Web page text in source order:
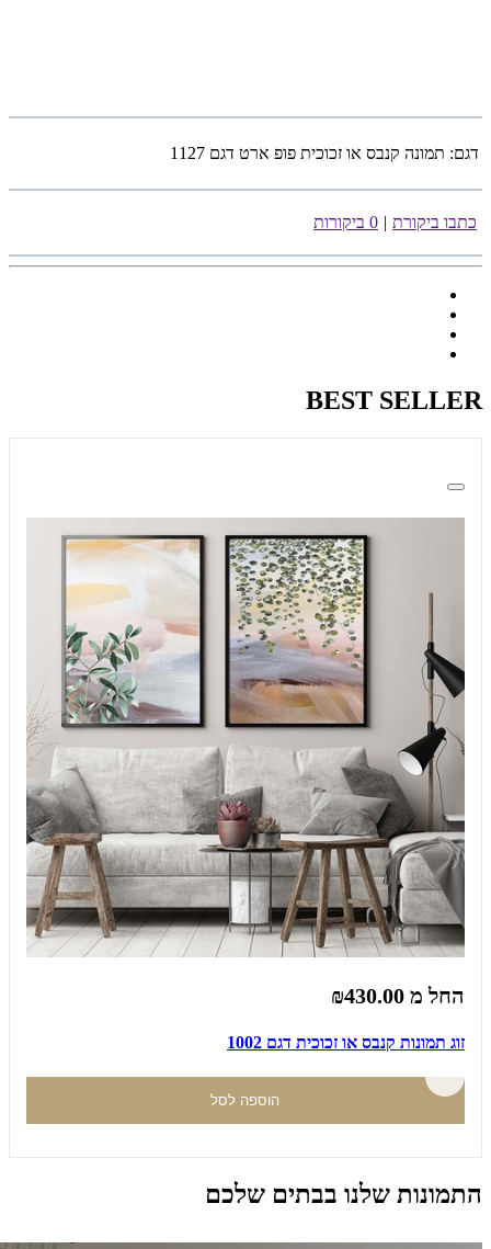
דגם: תמונה קנבס או זכוכית פופ ארט דגם 1127
כתבו ביקורת | 0 ביקורות
BEST SELLER
החל מ ₪430.00
זוג תמונות קנבס או זכוכית דגם 1002
הוספה לסל
התמונות שלנו בבתים שלכם